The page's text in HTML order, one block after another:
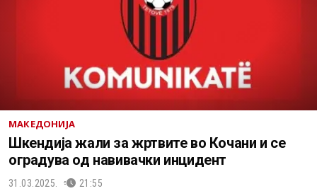
МАКЕДОНИЈА
Шкендија жали за жртвите во Кочани и се
оградува од навивачки инцидент
31.03.2025. 21:55